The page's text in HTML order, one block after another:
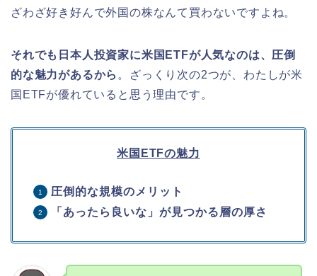
ざわざ好き好んで外国の株なんて買わないですよね。
それでも日本人投資家に米国ETFが人気なのは、圧倒
的な魅力があるから 。ざっくり次の2つが、わたしが米
国ETFが優れていると思う理由です。
米国ETFの魅力
圧倒的な規模のメリット
「あったら良いな」が見つかる層の厚さ